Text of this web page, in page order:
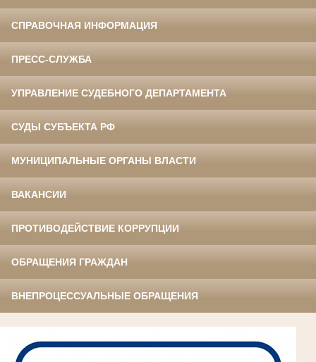
СПРАВОЧНАЯ ИНФОРМАЦИЯ
ПРЕСС-СЛУЖБА
УПРАВЛЕНИЕ СУДЕБНОГО ДЕПАРТАМЕНТА
СУДЫ СУБЪЕКТА РФ
МУНИЦИПАЛЬНЫЕ ОРГАНЫ ВЛАСТИ
ВАКАНСИИ
ПРОТИВОДЕЙСТВИЕ КОРРУПЦИИ
ОБРАЩЕНИЯ ГРАЖДАН
ВНЕПРОЦЕССУАЛЬНЫЕ ОБРАЩЕНИЯ